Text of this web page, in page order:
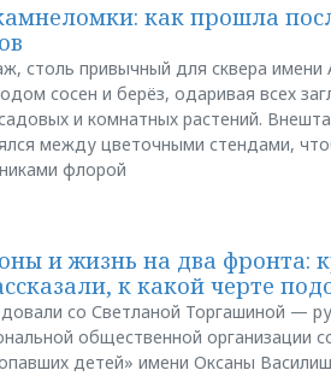
как прошла
столь привычный для сквера имени
сосен и берёз, одаривая всех
и комнатных растений.
между цветочными стендами,
флорой
и жизнь на два фронта:
к какой черте
со Светланой Торгашиной —
общественной организации
детей» имени Оксаны